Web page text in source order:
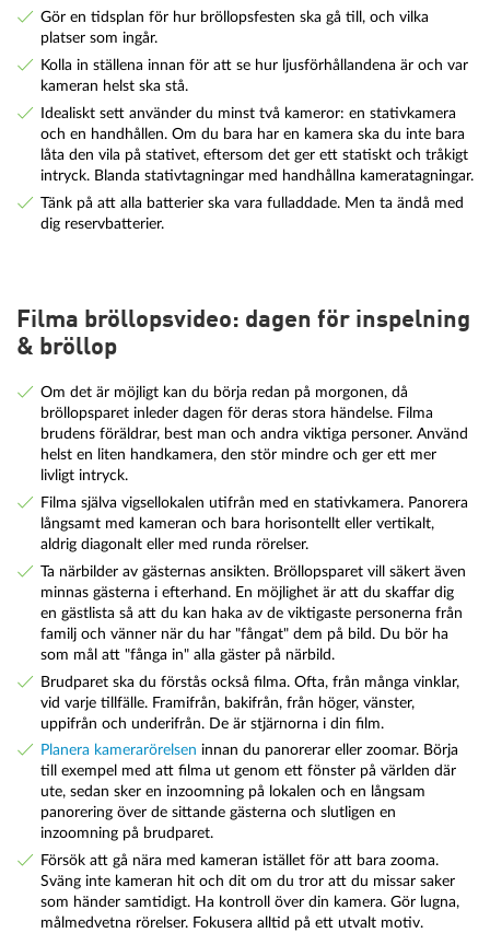
Gör en tidsplan för hur bröllopsfesten ska gå till, och vilka
platser som ingår.
Kolla in ställena innan för att se hur ljusförhållandena är och var
kameran helst ska stå.
Idealiskt sett använder du minst två kameror: en stativkamera
och en handhållen. Om du bara har en kamera ska du inte bara
låta den vila på stativet, eftersom det ger ett statiskt och tråkigt
intryck. Blanda stativtagningar med handhållna kameratagningar.
Tänk på att alla batterier ska vara fulladdade. Men ta ändå med
dig reservbatterier.
Filma bröllopsvideo: dagen för inspelning
& bröllop
Om det är möjligt kan du börja redan på morgonen, då
bröllopsparet inleder dagen för deras stora händelse. Filma
brudens föräldrar, best man och andra viktiga personer. Använd
helst en liten handkamera, den stör mindre och ger ett mer
livligt intryck.
Filma själva vigsellokalen utifrån med en stativkamera. Panorera
långsamt med kameran och bara horisontellt eller vertikalt,
aldrig diagonalt eller med runda rörelser.
Ta närbilder av gästernas ansikten. Bröllopsparet vill säkert även
minnas gästerna i efterhand. En möjlighet är att du skaffar dig
en gästlista så att du kan haka av de viktigaste personerna från
familj och vänner när du har "fångat" dem på bild. Du bör ha
som mål att "fånga in" alla gäster på närbild.
Brudparet ska du förstås också filma. Ofta, från många vinklar,
vid varje tillfälle. Framifrån, bakifrån, från höger, vänster,
uppifrån och underifrån. De är stjärnorna i din film.
Planera kamerarörelsen innan du panorerar eller zoomar. Börja
till exempel med att filma ut genom ett fönster på världen där
ute, sedan sker en inzoomning på lokalen och en långsam
panorering över de sittande gästerna och slutligen en
inzoomning på brudparet.
Försök att gå nära med kameran istället för att bara zooma.
Sväng inte kameran hit och dit om du tror att du missar saker
som händer samtidigt. Ha kontroll över din kamera. Gör lugna,
målmedvetna rörelser. Fokusera alltid på ett utvalt motiv.